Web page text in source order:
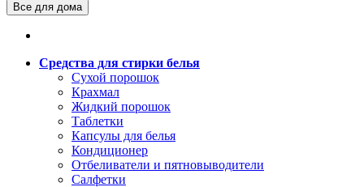
Все для дома
Средства для стирки белья
Сухой порошок
Крахмал
Жидкий порошок
Таблетки
Капсулы для белья
Кондиционер
Отбеливатели и пятновыводители
Салфетки